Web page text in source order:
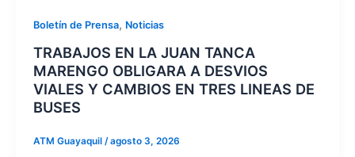
Boletín de Prensa, Noticias
TRABAJOS EN LA JUAN TANCA
MARENGO OBLIGARA A DESVIOS
VIALES Y CAMBIOS EN TRES LINEAS DE
BUSES
ATM Guayaquil /agosto 3, 2026